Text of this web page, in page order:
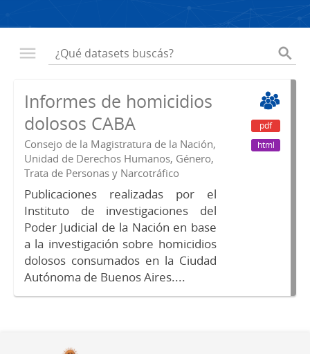
Informes de homicidios
dolosos CABA
Consejo de la Magistratura de la Nación,
Unidad de Derechos Humanos, Género,
Trata de Personas y Narcotráfico
Publicaciones realizadas por el
Instituto de investigaciones del
Poder Judicial de la Nación en base
a la investigación sobre homicidios
dolosos consumados en la Ciudad
Autónoma de Buenos Aires....
pdf
html